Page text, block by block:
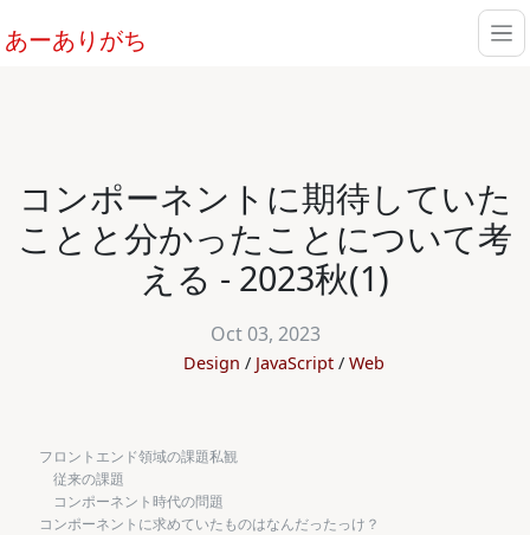
あーありがち
コンポーネントに期待していた
ことと分かったことについて考
える - 2023秋(1)
Oct 03, 2023
Design JavaScript Web
フロントエンド領域の課題私観
従来の課題
コンポーネント時代の問題
コンポーネントに求めていたものはなんだったっけ？